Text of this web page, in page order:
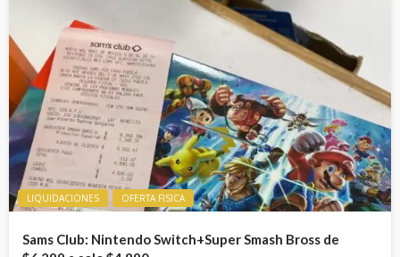
LIQUIDACIONES OFERTA FISICA
Sams Club: Nintendo Switch+Super Smash Bross de